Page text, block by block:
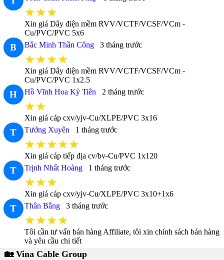
★★★
Xin giá Dây điện mềm RVV/VCTF/VCSF/VCm -
Cu/PVC/PVC 5x6
B Bắc Minh Thần Công 3 tháng trước
★★★★
Xin giá Dây điện mềm RVV/VCTF/VCSF/VCm -
Cu/PVC/PVC 1x2.5
H Hồ Vĩnh Hoa Kỳ Tiên 2 tháng trước
★★
Xin giá cáp cxv/yjv-Cu/XLPE/PVC 3x16
T Tưởng Xuyên 1 tháng trước
★★★★★
Xin giá cáp tiếp địa cv/bv-Cu/PVC 1x120
T Trịnh Nhất Hoàng 1 tháng trước
★★★
Xin giá cáp cxv/yjv-Cu/XLPE/PVC 3x10+1x6
T Thân Bằng 3 tháng trước
★★★★
Tôi cần tư vấn bán hàng Affiliate, tôi xin chính sách bán hàng
và yêu cầu chi tiết
🏡 Vina Cable Group